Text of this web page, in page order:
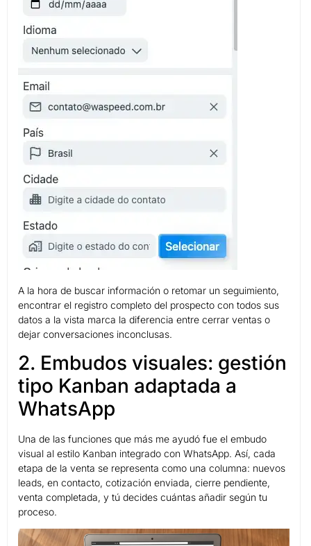
A la hora de buscar información o retomar un seguimiento,
encontrar el registro completo del prospecto con todos sus
datos a la vista marca la diferencia entre cerrar ventas o
dejar conversaciones inconclusas.
2. Embudos visuales: gestión
tipo Kanban adaptada a
WhatsApp
Una de las funciones que más me ayudó fue el embudo
visual al estilo Kanban integrado con WhatsApp. Así, cada
etapa de la venta se representa como una columna: nuevos
leads, en contacto, cotización enviada, cierre pendiente,
venta completada, y tú decides cuántas añadir según tu
proceso.